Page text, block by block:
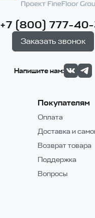
+7 (800) 777-40-
Заказать звонок
Напишите нам:
Покупателям
Оплата
Доставка и
Возврат товара
Поддержка
Вопросы